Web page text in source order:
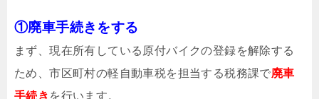
①廃車手続きをする
まず、現在所有している原付バイクの登録を解除する
ため、市区町村の軽自動車税を担当する税務課で廃車
手続き を行います。